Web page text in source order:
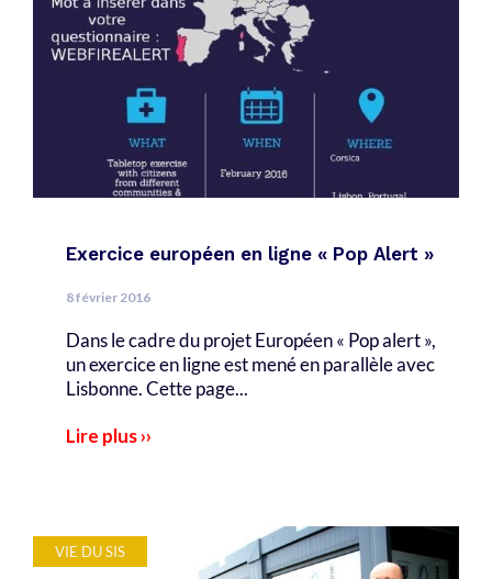
Exercice européen en ligne « Pop Alert »
8 février 2016
Dans le cadre du projet Européen « Pop alert »,
un exercice en ligne est mené en parallèle avec
Lisbonne. Cette page...
Lire plus ››
VIE DU SIS